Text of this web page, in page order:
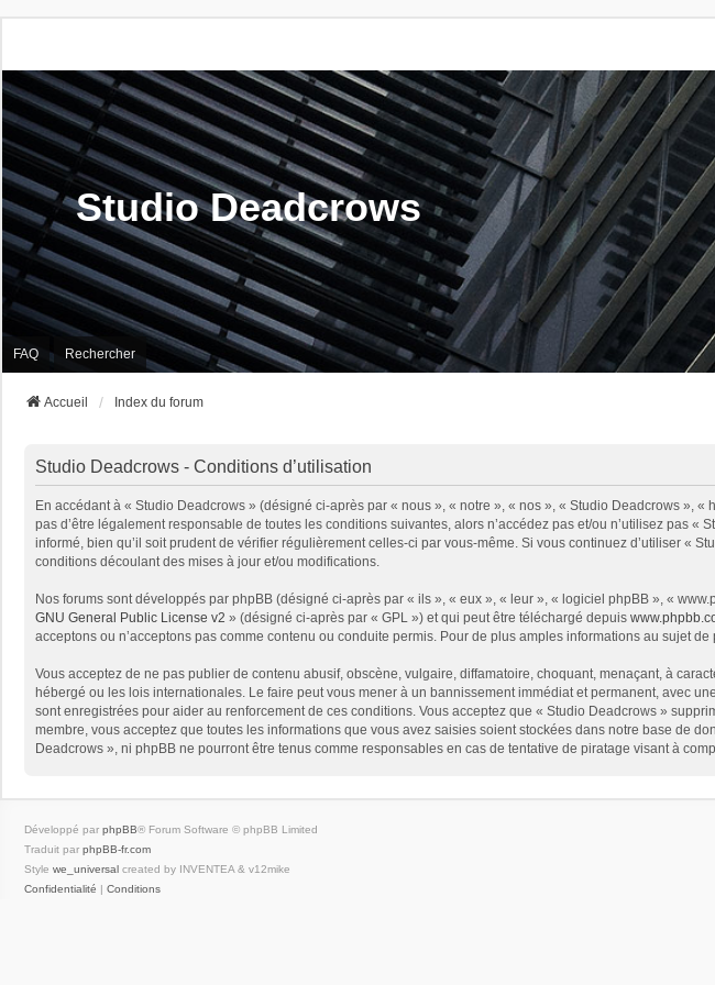
Studio Deadcrows
FAQ Rechercher
Accueil Index du forum
Studio Deadcrows - Conditions d’utilisation
En accédant à « Studio Deadcrows » (désigné ci-après par « nous », « notre », « nos », « Studio Deadcrows »,
pas d’être légalement responsable de toutes les conditions suivantes, alors n’accédez pas et/ou n’utilisez pas
informé, bien qu’il soit prudent de vérifier régulièrement celles-ci par vous-même. Si vous continuez d’utiliser «
conditions découlant des mises à jour et/ou modifications.
Nos forums sont développés par phpBB (désigné ci-après par « ils », « eux », « leur », « logiciel phpBB », «
GNU General Public License v2 » (désigné ci-après par « GPL ») et qui peut être téléchargé depuis
acceptons ou n’acceptons pas comme contenu ou conduite permis. Pour de plus amples informations au sujet
Vous acceptez de ne pas publier de contenu abusif, obscène, vulgaire, diffamatoire, choquant, menaçant, à
hébergé ou les lois internationales. Le faire peut vous mener à un bannissement immédiat et permanent, avec
sont enregistrées pour aider au renforcement de ces conditions. Vous acceptez que « Studio Deadcrows »
membre, vous acceptez que toutes les informations que vous avez saisies soient stockées dans notre base de
Deadcrows », ni phpBB ne pourront être tenus comme responsables en cas de tentative de piratage visant à
Développé par phpBB® Forum Software © phpBB Limited
Traduit par phpBB-fr.com
Style we_universal created by INVENTEA & v12mike
Confidentialité | Conditions